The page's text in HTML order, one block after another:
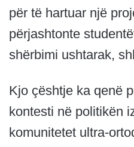
për të hartuar një
përjashtonte
shërbimi ushtarak,
Kjo çështje ka qenë
kontesti në politikën
komunitetet ultra-